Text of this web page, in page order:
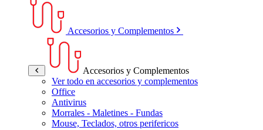
Accesorios y Complementos
Accesorios y Complementos
Ver todo en accesorios y complementos
Office
Antivirus
Morrales - Maletines - Fundas
Mouse, Teclados, otros perifericos